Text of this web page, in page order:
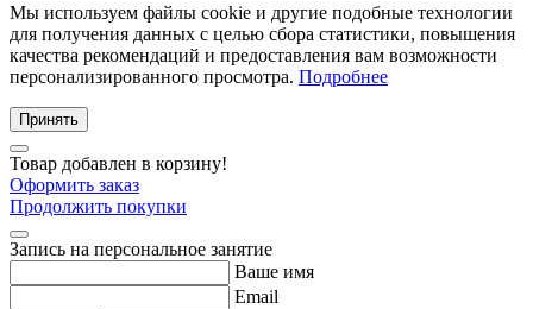
Мы используем файлы cookie и другие подобные технологии
для получения данных с целью сбора статистики, повышения
качества рекомендаций и предоставления вам возможности
персонализированного просмотра. Подробнее
Принять
Товар добавлен в корзину!
Оформить заказ
Продолжить покупки
Запись на персональное занятие
Ваше имя
Email